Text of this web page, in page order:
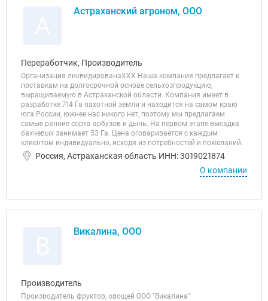
Астраханский агроном, ООО
Переработчик, Производитель
Организация ликвидированаХХХ Наша компания предлагает к
поставкам на долгосрочной основе сельхозпродукцию,
выращиваемую в Астраханской области. Компания имеет в
разработке 714 Га пахотной земли и находится на самом краю
юга России, южнее нас никого нет, поэтому мы предлагаем
самые ранние сорта арбузов и дынь. На первом этапе высадка
бахчевых занимает 53 Га. Цена оговаривается с каждым
клиентом индивидуально, исходя из потребностей и пожеланий.
Россия, Астраханская область ИНН: 3019021874
О компании
Викалина, ООО
Производитель
Производитель фруктов, овощей ООО "Викалина"